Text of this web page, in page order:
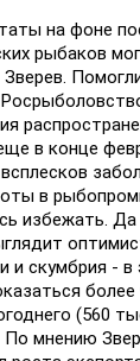
на фоне
рыбаков
Зверев.
в конце
в
избежать. Да
и скумбрия - в
более
(560
По мнению